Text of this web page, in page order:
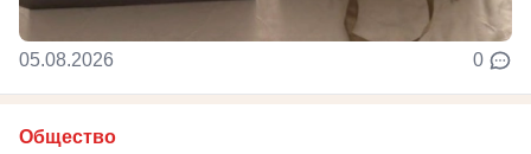
05.08.2026 0
Общество